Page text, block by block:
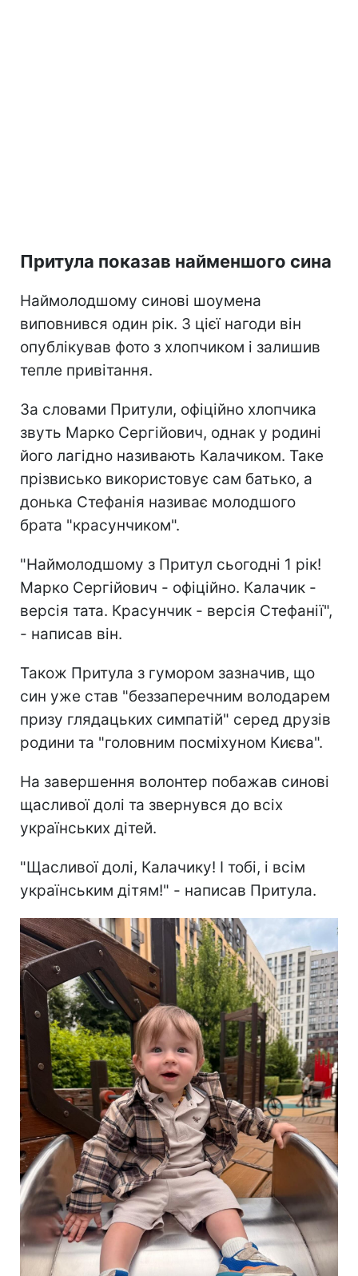
Притула показав найменшого сина
Наймолодшому синові шоумена
виповнився один рік. З цієї нагоди він
опублікував фото з хлопчиком і залишив
тепле привітання.
За словами Притули, офіційно хлопчика
звуть Марко Сергійович, однак у родині
його лагідно називають Калачиком. Таке
прізвисько використовує сам батько, а
донька Стефанія називає молодшого
брата "красунчиком".
"Наймолодшому з Притул сьогодні 1 рік!
Марко Сергійович - офіційно. Калачик -
версія тата. Красунчик - версія Стефанії",
- написав він.
Також Притула з гумором зазначив, що
син уже став "беззаперечним володарем
призу глядацьких симпатій" серед друзів
родини та "головним посміхуном Києва".
На завершення волонтер побажав синові
щасливої долі та звернувся до всіх
українських дітей.
"Щасливої долі, Калачику! І тобі, і всім
українським дітям!" - написав Притула.